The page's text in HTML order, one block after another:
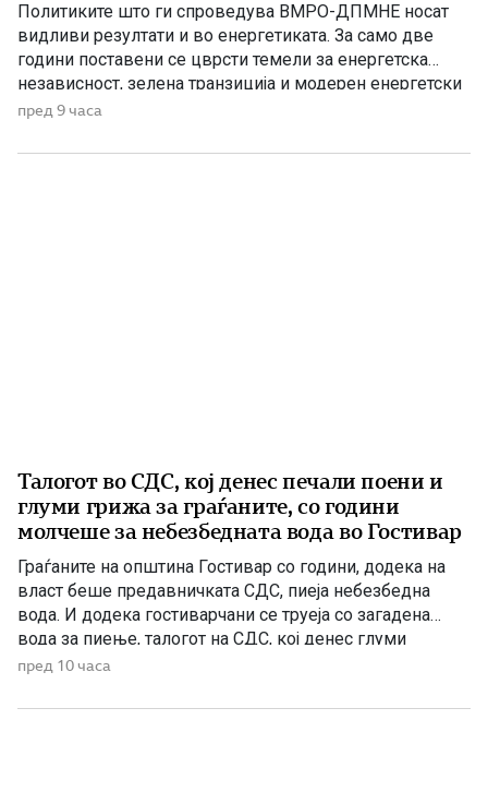
Политиките што ги спроведува ВМРО-ДПМНЕ носат
видливи резултати и во енергетиката. За само две
години поставени се цврсти темели за енергетска
независност, зелена транзиција и модерен енергетски
систем кој ќе обезбеди сигурност, нови инвестиции и
има нов Закон за енергетика, усогласен со европските
пред 9 часа
Талогот во СДС, кој денес печали поени и
глуми грижа за граѓаните, со години
молчеше за небезбедната вода во Гостивар
Граѓаните на општина Гостивар со години, додека на
власт беше предавничката СДС, пиеја небезбедна
вода. И додека гостиварчани се труеја со загадена
вода за пиење, талогот на СДС, кој денес глуми
загриженост, само за да ќари некој беден политички
анализи, во повеќе наврати во гостиварскиот
пред 10 часа